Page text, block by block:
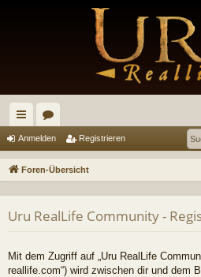
ch
ne
ug
riff
or
en
Anmelden Registrieren
Foren-Übersicht
Uru RealLife Community -
Mit dem Zugriff auf „Uru RealLife
reallife.com“) wird zwischen dir und dem